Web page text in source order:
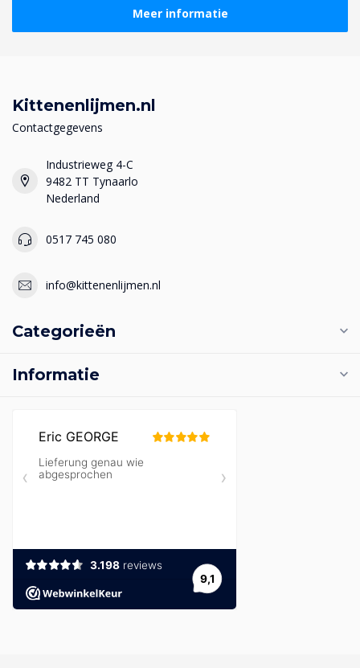
Meer informatie
Kittenenlijmen.nl
Contactgegevens
Industrieweg 4-C
9482 TT Tynaarlo
Nederland
0517 745 080
info@kittenenlijmen.nl
Categorieën
Informatie